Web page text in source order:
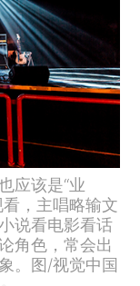
应该是“业
，主唱略输文
说看电影看话
角色，常会出
。图/视觉中国